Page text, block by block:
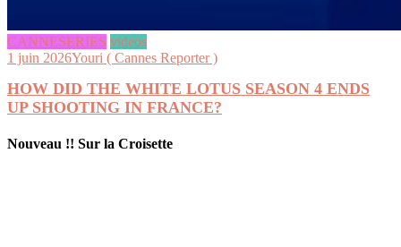
CANNESERIES videos
1 juin 2026Youri ( Cannes Reporter )
HOW DID THE WHITE LOTUS SEASON 4 ENDS
UP SHOOTING IN FRANCE?
Nouveau !! Sur la Croisette